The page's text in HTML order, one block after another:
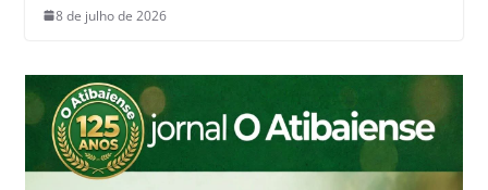
8 de julho de 2026